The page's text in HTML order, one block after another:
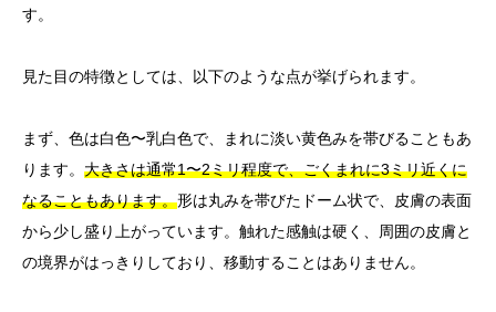
す。
見た目の特徴としては、以下のような点が挙げられます。
まず、色は白色〜乳白色で、まれに淡い黄色みを帯びることもあ
ります。 大きさは通常1〜2ミリ程度で、ごくまれに3ミリ近くに
なることもあります。形は丸みを帯びたドーム状で、皮膚の表面
から少し盛り上がっています。触れた感触は硬く、周囲の皮膚と
の境界がはっきりしており、移動することはありません。